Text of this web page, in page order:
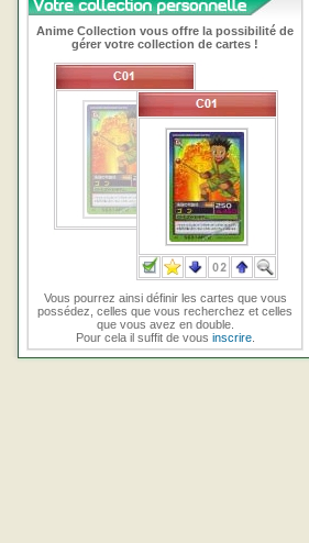
Anime Collection vous offre la possibilité de
gérer votre collection de cartes !
Vous pourrez ainsi définir les cartes que vous
possédez, celles que vous recherchez et celles
que vous avez en double.
Pour cela il suffit de vous inscrire.